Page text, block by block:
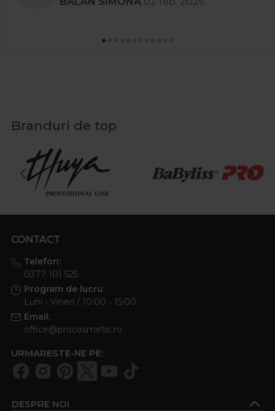
Branduri de top
CONTACT
Telefon:
0377 101 525
Program de lucru:
Luni - Vineri / 10:00 - 15:00
Email:
office@procosmetic.ro
URMARESTE-NE PE:
DESPRE NOI